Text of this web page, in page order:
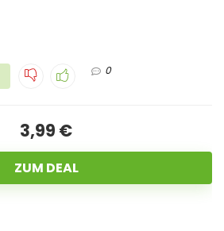
0
3,99 €
ZUM DEAL